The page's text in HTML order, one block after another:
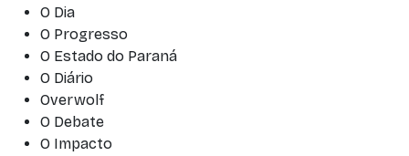
O Dia
O Progresso
O Estado do Paraná
O Diário
Overwolf
O Debate
O Impacto